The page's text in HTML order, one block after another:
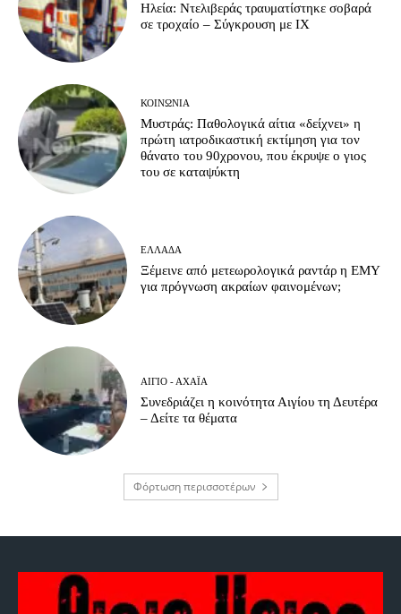
Ηλεία: Ντελιβεράς τραυματίστηκε σοβαρά
σε τροχαίο – Σύγκρουση με ΙΧ
ΚΟΙΝΩΝΊΑ
Μυστράς: Παθολογικά αίτια «δείχνει» η
πρώτη ιατροδικαστική εκτίμηση για τον
θάνατο του 90χρονου, που έκρυψε ο γιος
του σε καταψύκτη
ΕΛΛΆΔΑ
Ξέμεινε από μετεωρολογικά ραντάρ η ΕΜΥ
για πρόγνωση ακραίων φαινομένων;
ΑΊΓΙΟ - ΑΧΑΪ́Α
Συνεδριάζει η κοινότητα Αιγίου τη Δευτέρα
– Δείτε τα θέματα
Φόρτωση περισσοτέρων